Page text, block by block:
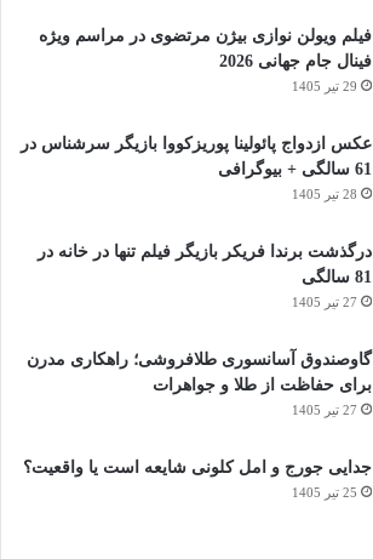
فیلم ویولن نوازی بیژن مرتضوی در مراسم ویژه
فینال جام جهانی 2026
29 تیر 1405
عکس ازدواج پائولینا پوریزکووا بازیگر سرشناس در
61 سالگی + بیوگرافی
28 تیر 1405
درگذشت برندا فریکر بازیگر فیلم تنها در خانه در
81 سالگی
27 تیر 1405
گاوصندوق آسانسوری طلافروشی؛ راهکاری مدرن
برای حفاظت از طلا و جواهرات
27 تیر 1405
جدایی جورج و امل کلونی شایعه است یا واقعیت؟
25 تیر 1405